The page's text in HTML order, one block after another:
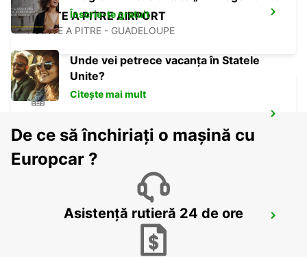
POINTE A PITRE AIRPORT
POINTE A PITRE - GUADELOUPE
JARRY BAIE MAHAULT - GUADELOUPE
ST MICHAEL STATION
SAINT MICHAEL - BARBADOS
Înscrie-te gratuit
Unde vei petrece vacanța în Statele
Unite?
Citește mai mult
De ce să închiriați o mașină cu
Europcar ?
Asistență rutieră 24 de ore